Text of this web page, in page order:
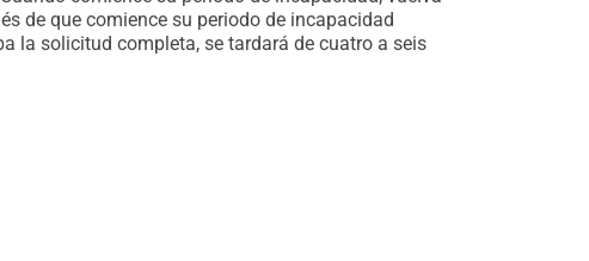
de que comience su periodo de incapacidad
la solicitud completa, se tardará de cuatro a seis